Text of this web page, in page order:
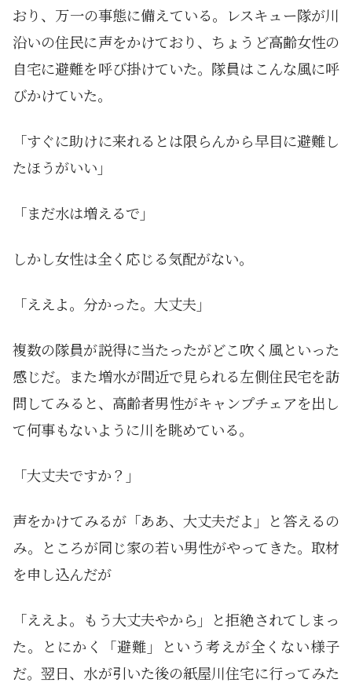
おり、万一の事態に備えている。レスキュー隊が川
沿いの住民に声をかけており、ちょうど高齢女性の
自宅に避難を呼び掛けていた。隊員はこんな風に呼
びかけていた。
「すぐに助けに来れるとは限らんから早目に避難し
たほうがいい」
「まだ水は増えるで」
しかし女性は全く応じる気配がない。
「ええよ。分かった。大丈夫」
複数の隊員が説得に当たったがどこ吹く風といった
感じだ。また増水が間近で見られる左側住民宅を訪
問してみると、高齢者男性がキャンプチェアを出し
て何事もないように川を眺めている。
「大丈夫ですか？」
声をかけてみるが「ああ、大丈夫だよ」と答えるの
み。ところが同じ家の若い男性がやってきた。取材
を申し込んだが
「ええよ。もう大丈夫やから」と拒絶されてしまっ
た。とにかく「避難」という考えが全くない様子
だ。翌日、水が引いた後の紙屋川住宅に行ってみた